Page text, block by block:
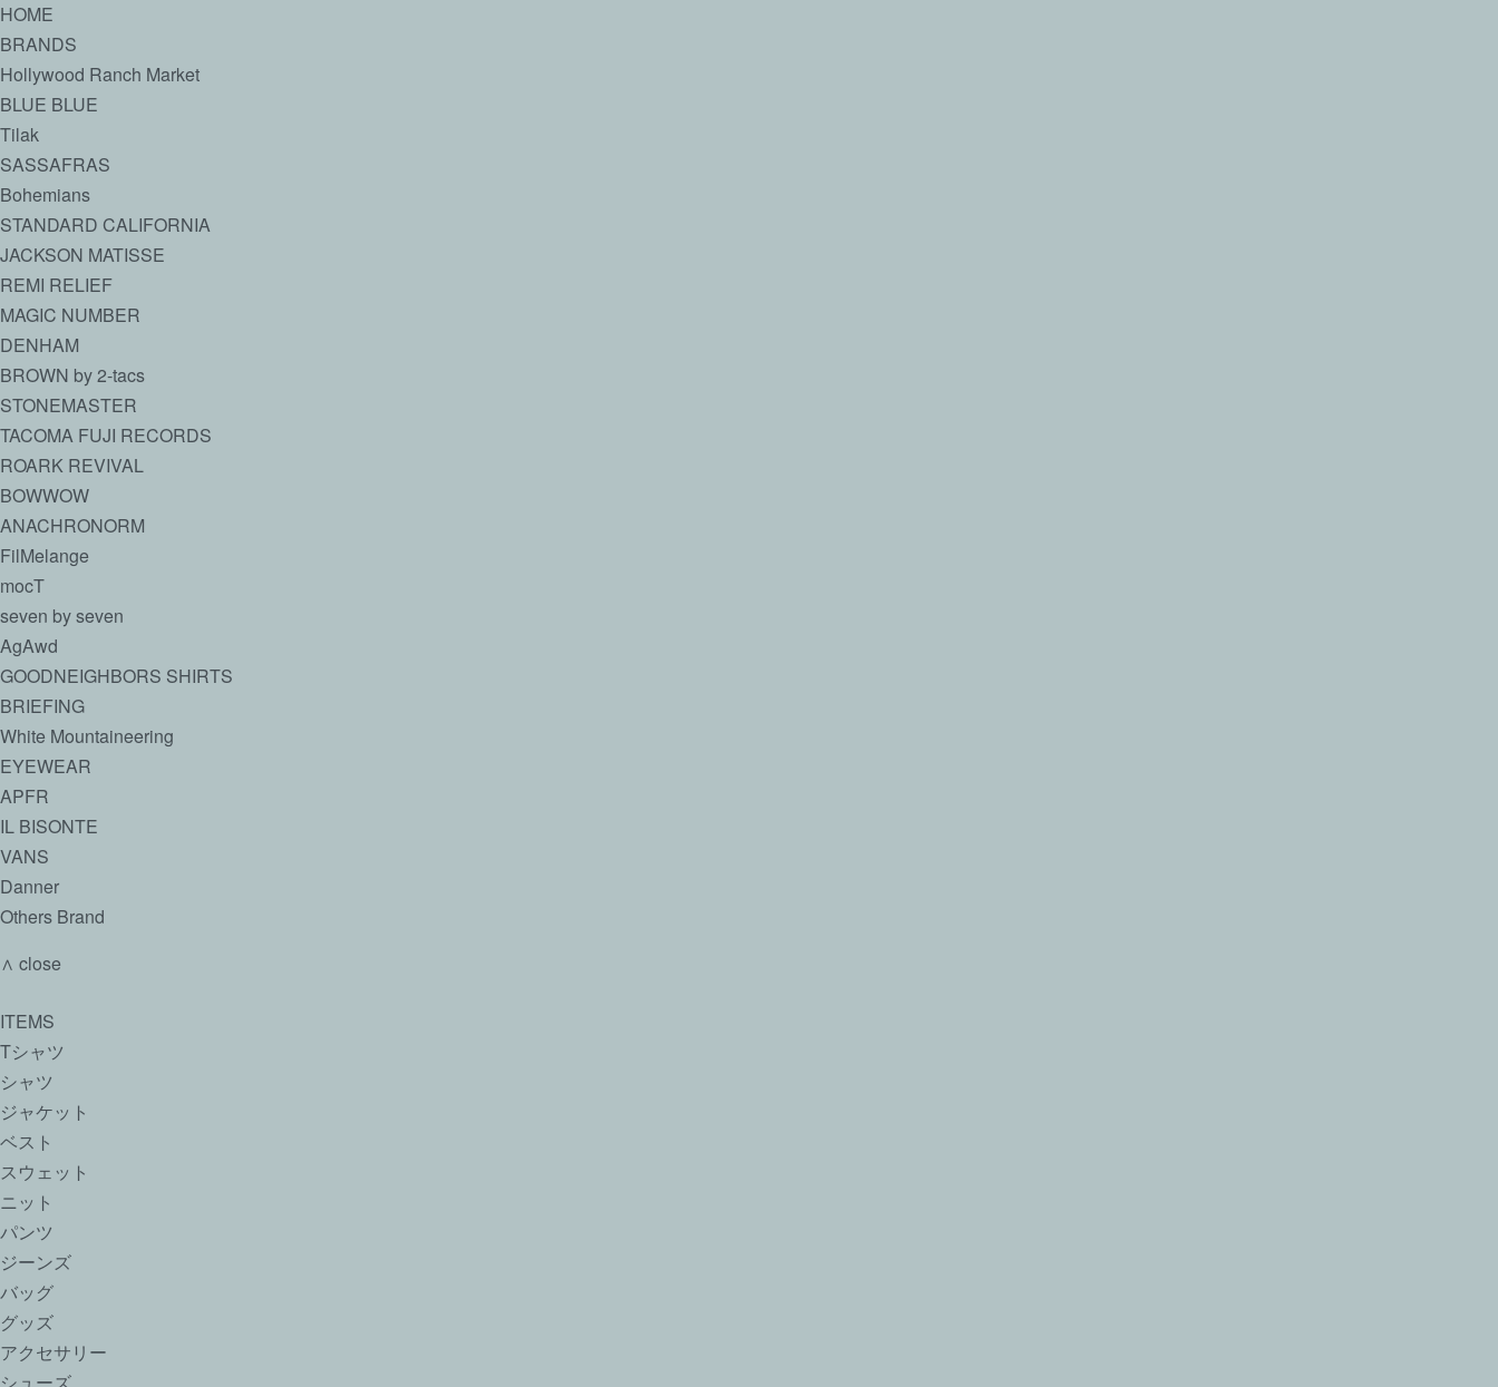
HOME
BRANDS
Hollywood Ranch Market
BLUE BLUE
Tilak
SASSAFRAS
Bohemians
STANDARD CALIFORNIA
JACKSON MATISSE
REMI RELIEF
MAGIC NUMBER
DENHAM
BROWN by 2-tacs
STONEMASTER
TACOMA FUJI RECORDS
ROARK REVIVAL
BOWWOW
ANACHRONORM
FilMelange
mocT
seven by seven
AgAwd
GOODNEIGHBORS SHIRTS
BRIEFING
White Mountaineering
EYEWEAR
APFR
IL BISONTE
VANS
Danner
Others Brand
∧ close
ITEMS
Tシャツ
シャツ
ジャケット
ベスト
スウェット
ニット
パンツ
ジーンズ
バッグ
グッズ
アクセサリー